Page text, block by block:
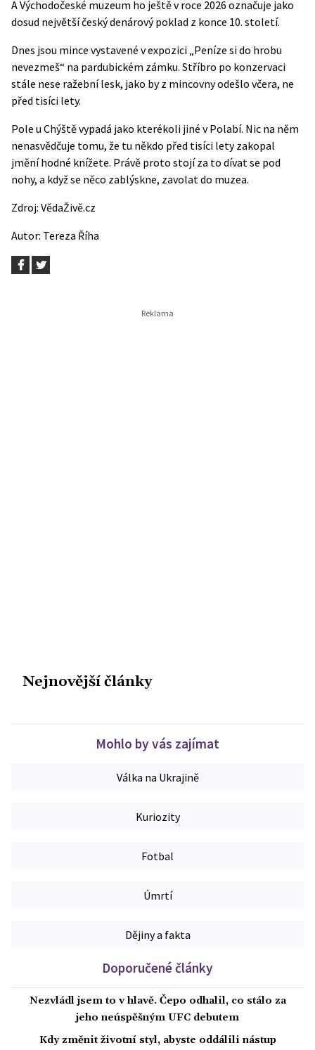
AVýchodočeské muzeum ho ještě v roce 2026 označuje jako
dosud největší český denárový poklad z konce 10. století.
Dnes jsou mince vystavené v expozici „Peníze si do hrobu
nevezmeš“ na pardubickém zámku. Stříbro po konzervaci
stále nese ražební lesk, jako by z mincovny odešlo včera, ne
před tisíci lety.
Pole u Chýště vypadá jako kterékoli jiné v Polabí. Nic na něm
nenasvědčuje tomu, že tu někdo před tisíci lety zakopal
jmění hodné knížete. Právě proto stojí za to dívat se pod
nohy, a když se něco zablýskne, zavolat do muzea.
Zdroj: VědaŽivě.cz
Autor: Tereza Říha
Nejnovější články
Mohlo by vás zajímat
Válka na Ukrajině
Kuriozity
Fotbal
Úmrtí
Dějiny a fakta
Doporučené články
Nezvládl jsem to v hlavě. Čepo odhalil, co stálo za
jeho neúspěšným UFC debutem
Kdy změnit životní styl, abyste oddálili nástup